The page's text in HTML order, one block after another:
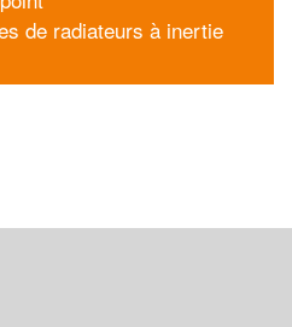
de radiateurs à inertie